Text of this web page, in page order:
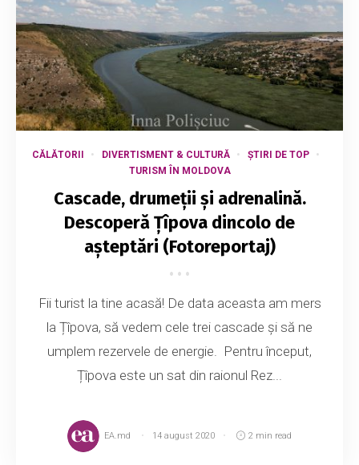
CĂLĂTORII DIVERTISMENT & CULTURĂ
ȘTIRI DE TOP
TURISM ÎN MOLDOVA
Cascade, drumeții și adrenalină.
Descoperă Țîpova dincolo de
așteptări (Fotoreportaj)
Fii turist la tine acasă! De data aceasta am mers
la Țîpova, să vedem cele trei cascade și să ne
umplem rezervele de energie. Pentru început,
Țîpova este un sat din raionul Rez...
EA.md 14 august 2020 2 min read